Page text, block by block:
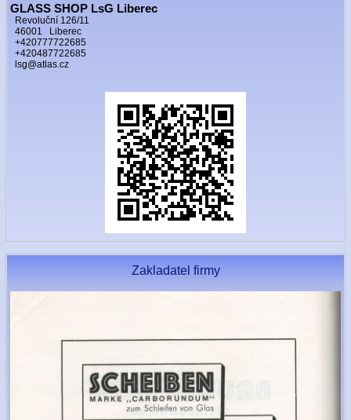
GLASS SHOP LsG Liberec
Revoluční 126/11
46001 Liberec
+420777722685
+420487722685
lsg@atlas.cz
Zakladatel firmy